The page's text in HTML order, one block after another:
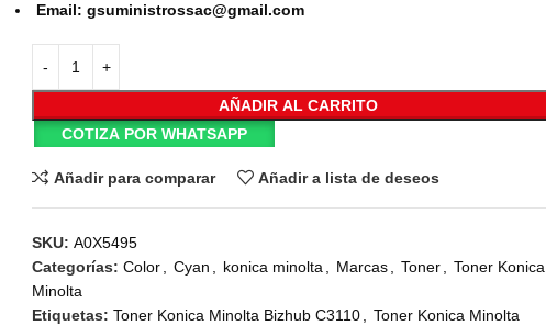
Email: gsuministrossac@gmail.com
AÑADIR AL CARRITO
COTIZA POR WHATSAPP
Añadir para comparar Añadir a lista de deseos
SKU:A0X5495
Categorías: Color, Cyan , konica minolta, Marcas, Toner, Toner Konica
Minolta
Etiquetas: Toner Konica Minolta Bizhub C3110, Toner Konica Minolta